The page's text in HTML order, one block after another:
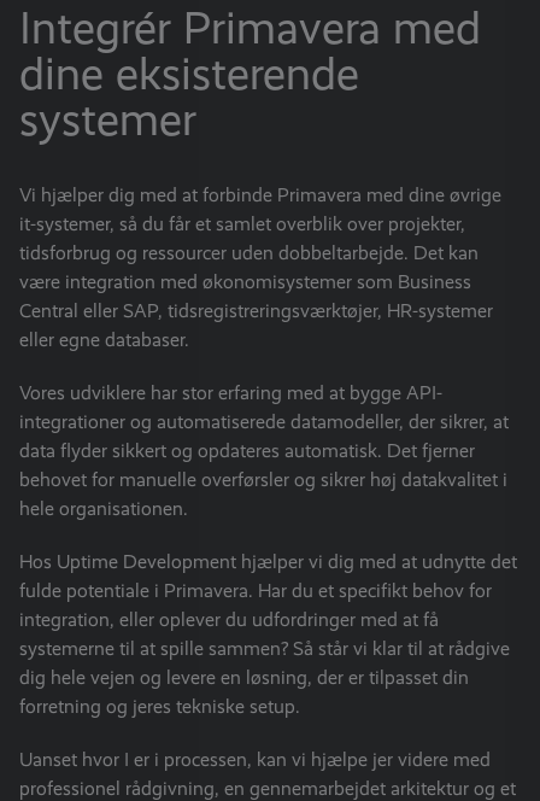
Integrér Primavera med
dine eksisterende
systemer
Vi hjælper dig med at forbinde Primavera med dine øvrige
it-systemer, så du får et samlet overblik over projekter,
tidsforbrug og ressourcer uden dobbeltarbejde. Det kan
være integration med økonomisystemer som Business
Central eller SAP, tidsregistreringsværktøjer, HR-systemer
eller egne databaser.
Vores udviklere har stor erfaring med at bygge API-
integrationer og automatiserede datamodeller, der sikrer, at
data flyder sikkert og opdateres automatisk. Det fjerner
behovet for manuelle overførsler og sikrer høj datakvalitet i
hele organisationen.
Hos Uptime Development hjælper vi dig med at udnytte det
fulde potentiale i Primavera. Har du et specifikt behov for
integration, eller oplever du udfordringer med at få
systemerne til at spille sammen? Så står vi klar til at rådgive
dig hele vejen og levere en løsning, der er tilpasset din
forretning og jeres tekniske setup.
Uanset hvor I er i processen, kan vi hjælpe jer videre med
professionel rådgivning, en gennemarbejdet arkitektur og et